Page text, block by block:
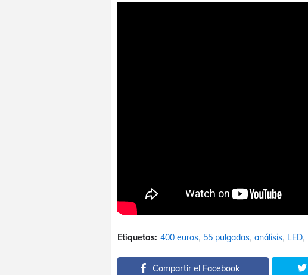
Etiquetas: 400 euros 55 pulgadas análisis LED
Compartir el Facebook